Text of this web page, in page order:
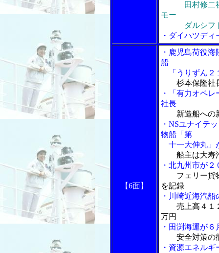
田村修二
モー
ダルシフト
・ダイハツデ
【6面】
・鹿児島荷役
船
「うりずん２
杉本保隆社
・「有力オペ
社長
新造船への
・NSユナイテ
物船「第
十一大伸丸」
船主は大寿
・北九州市が
フェリー貨
を記録
・川崎近海汽
売上高４１
万円
・田渕海運が
安全対策の
・資源エネル